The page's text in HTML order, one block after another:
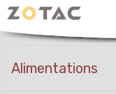
Alimentations